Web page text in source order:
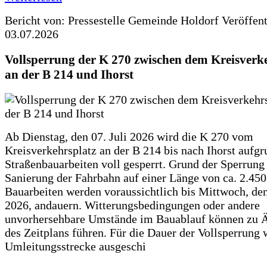
Bericht von: Pressestelle Gemeinde Holdorf
03.07.2026
Vollsperrung der K 270 zwischen dem
an der B 214 und Ihorst
Ab Dienstag, den 07. Juli 2026 wird die K 270 vom
Kreisverkehrsplatz an der B 214 bis nach Ihorst
Straßenbauarbeiten voll gesperrt. Grund der
Sanierung der Fahrbahn auf einer Länge von ca.
Bauarbeiten werden voraussichtlich bis Mittwoch,
2026, andauern. Witterungsbedingungen oder andere
unvorhersehbare Umstände im Bauablauf können zu
des Zeitplans führen. Für die Dauer der Vollsperrung
Umleitungsstrecke ausgeschi